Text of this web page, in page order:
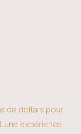
de dollars pour
une expérience